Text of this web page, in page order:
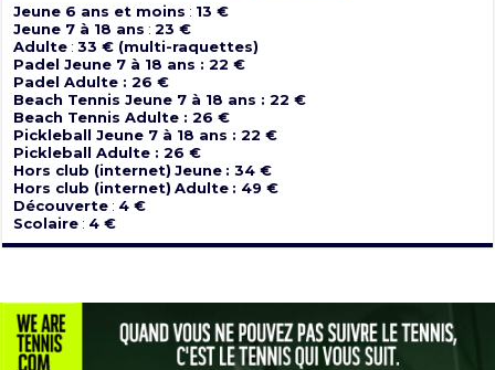
Jeune 6 ans et moins : 13 €
Jeune 7 à 18 ans :23 €
Adulte :33 € (multi-raquettes)
Padel Jeune 7 à 18 ans : 22 €
Padel Adulte : 26 €
Beach Tennis Jeune 7 à 18 ans : 22 €
Beach Tennis Adulte : 26 €
Pickleball Jeune 7 à 18 ans : 22 €
Pickleball Adulte : 26 €
Hors club (internet) Jeune : 34 €
Hors club (internet) Adulte : 49 €
Découverte : 4 €
Scolaire : 4 €